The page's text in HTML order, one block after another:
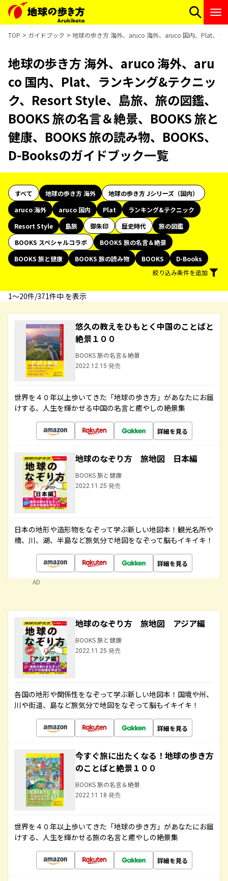
TOP ガイドブック 地球の歩き方 海外、aruco 海外、aruco 国内、Plat、ラ
地球の歩き方 海外、aruco 海外、aru
co 国内、Plat、ランキング&テクニッ
ク、Resort Style、島旅、旅の図鑑、
BOOKS 旅の名言＆絶景、BOOKS 旅と
健康、BOOKS 旅の読み物、BOOKS、
D-Booksのガイドブック一覧
すべて 地球の歩き方 海外
地球の歩き方 Jシリーズ（国内）
aruco 海外
aruco 国内 Plat
ランキング&テクニック
Resort Style
島旅 御朱印 歴史時代
旅の図鑑
BOOKS スペシャルコラボ
BOOKS 旅の名言＆絶景
BOOKS 旅と健康
BOOKS 旅の読み物 BOOKS
D-Books
絞り込み条件を追加
1〜20件/371件中 を表示
悠久の教えをひもとく中国のことばと
絶景１００
BOOKS 旅の名言＆絶景
2022.12.15 発売
世界を４０年以上歩いてきた「地球の歩き方」があなたにお届
けする、人生を輝かせる中国の名言と癒やしの絶景集
詳細を見る
地球のなぞり方 旅地図 日本編
BOOKS 旅と健康
2022.11.25 発売
日本の地形や造形物をなぞって学ぶ新しい地図本！観光名所や
橋、川、湖、半島など旅気分で地図をなぞって脳もイキイキ！
詳細を見る
AD
地球のなぞり方 旅地図 アジア編
BOOKS 旅と健康
2022.11.25 発売
各国の地形や関係性をなぞって学ぶ新しい地図本！国境や州、
川や街道、島など旅気分で地図をなぞって脳もイキイキ！
詳細を見る
今すぐ旅に出たくなる！地球の歩き方
のことばと絶景１００
BOOKS 旅の名言＆絶景
2022.11.18 発売
世界を４０年以上歩いてきた「地球の歩き方」があなたにお届
けする、人生を輝かせる旅の名言と癒やしの絶景集
詳細を見る